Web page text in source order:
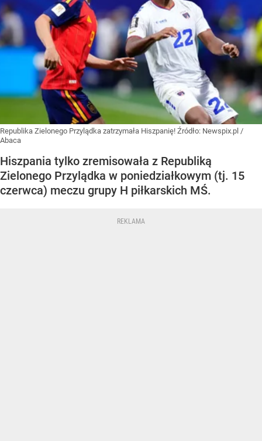
Republika Zielonego Przylądka zatrzymała Hiszpanię! Źródło: Newspix.pl /
Abaca
Hiszpania tylko zremisowała z Republiką
Zielonego Przylądka w poniedziałkowym (tj. 15
czerwca) meczu grupy H piłkarskich MŚ.